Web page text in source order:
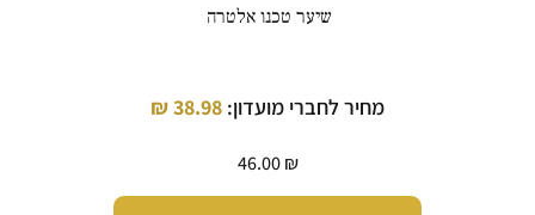
שיער טכנו אלטרה
מחיר לחברי מועדון: 38.98
₪
46.00₪